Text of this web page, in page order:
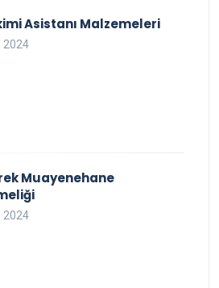
Asistanı Malzemeleri
2024
Muayenehane
2024